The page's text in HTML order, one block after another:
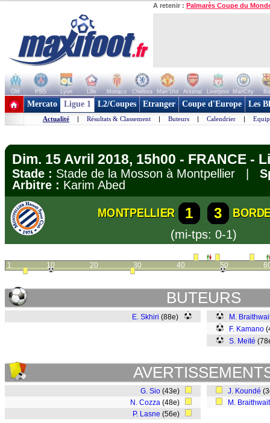
A retenir : Palmarès Coupe du
OM PSG Lyon Lille Monaco Chelsea Man Utd Arsenal Liverpool ManCity
+ de clubs
Mercato Ligue 1 L2/Coupes Etranger Coupe d'Europe Les
Actualité | Résultats & Classement | Buteurs | Calendrier |
Dim. 15 Avril 2018, 15h00 - FRANCE -
Stade : Stade de la Mosson à Montpellier |
Arbitre : Karim Abed
MONTPELLIER 1 3
(mi-tps: 0-1)
1 10 20 30 40 50
BUTEURS
E. Skhiri (88e)
M.
F. Kamano
S. Meïté
G. Sio (43e)
N. Cozza (48e)
P. Lasne (56e)
J. Koundé
M.